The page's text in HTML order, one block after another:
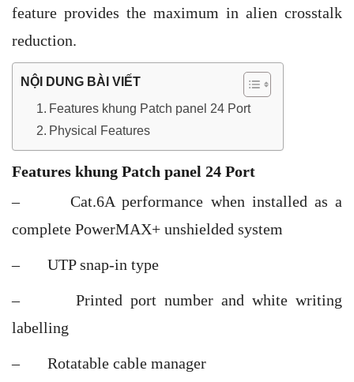
feature provides the maximum in alien crosstalk
reduction.
NỘI DUNG BÀI VIẾT
Features khung Patch panel 24 Port
Physical Features
Features khung Patch panel 24 Port
– Cat.6A performance when installed as a
complete PowerMAX+ unshielded system
– UTP snap-in type
– Printed port number and white writing
labelling
– Rotatable cable manager